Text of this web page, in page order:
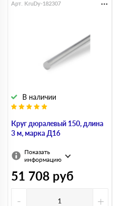
Круг дюралевый 150, длина
3 м, марка Д16
В наличии
Арт. KruDy-182307
Показать
информацию
51 708 руб
-
+